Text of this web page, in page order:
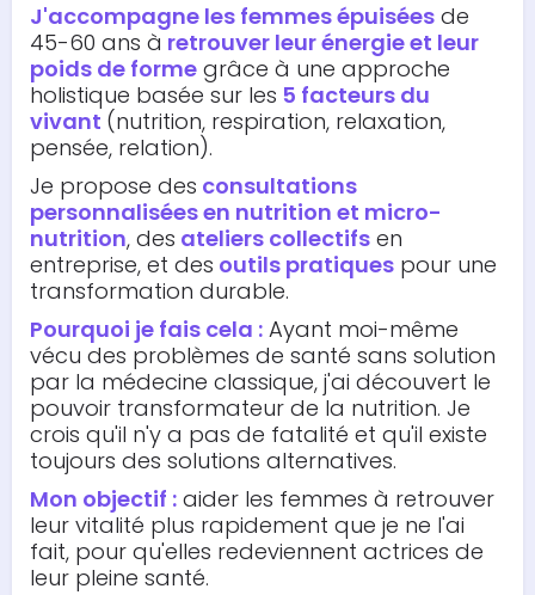
J'accompagne les femmes épuisées de
45-60 ans à retrouver leur énergie et leur
poids de forme grâce à une approche
holistique basée sur les 5 facteurs du
vivant (nutrition, respiration, relaxation,
pensée, relation).
Je propose des consultations
personnalisées en nutrition et micro-
nutrition, des ateliers collectifs en
entreprise, et des outils pratiques pour une
transformation durable.
Pourquoi je fais cela : Ayant moi-même
vécu des problèmes de santé sans solution
par la médecine classique, j'ai découvert le
pouvoir transformateur de la nutrition. Je
crois qu'il n'y a pas de fatalité et qu'il existe
toujours des solutions alternatives.
Mon objectif : aider les femmes à retrouver
leur vitalité plus rapidement que je ne l'ai
fait, pour qu'elles redeviennent actrices de
leur pleine santé.